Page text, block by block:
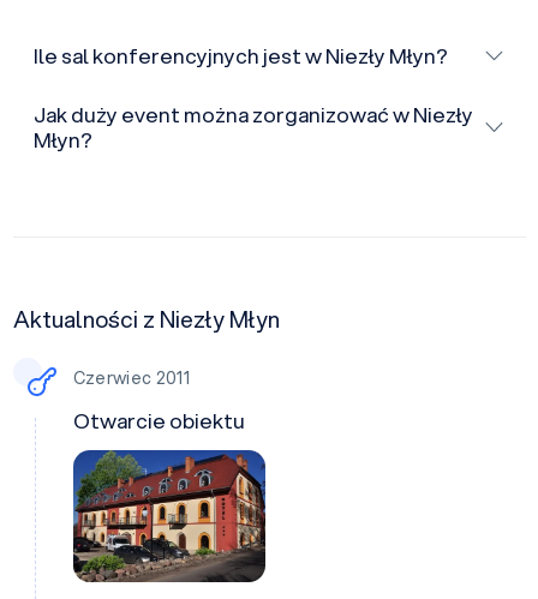
Ile sal konferencyjnych jest w Niezły Młyn?
Jak duży event można zorganizować w Niezły
Młyn?
Aktualności z Niezły Młyn
Czerwiec 2011
Otwarcie obiektu